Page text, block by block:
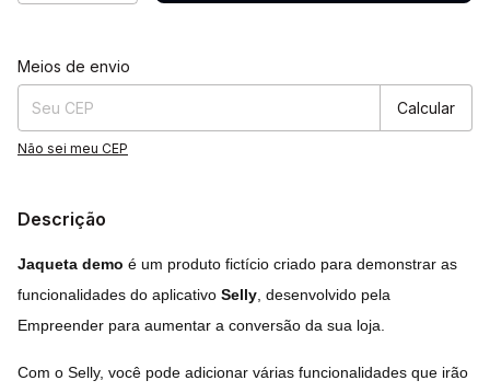
Entregas para o CEP:
Meios de envio
Calcular
Não sei meu CEP
Descrição
Jaqueta demo é um produto fictício criado para demonstrar as
funcionalidades do aplicativo Selly , desenvolvido pela
Empreender para aumentar a conversão da sua loja.
Com o Selly, você pode adicionar várias funcionalidades que irão